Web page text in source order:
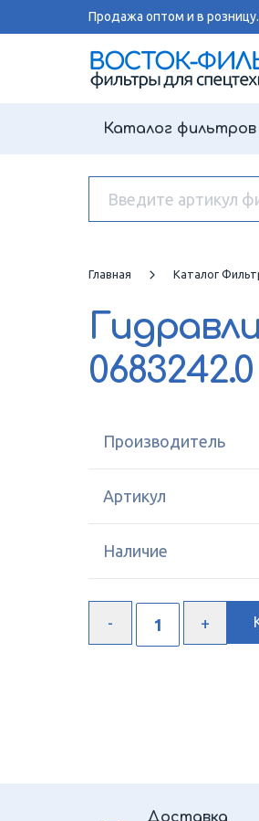
Продажа оптом и в розницу.
Каталог фильтров
Главная Каталог
Производитель
Артикул
Наличие
Доставка